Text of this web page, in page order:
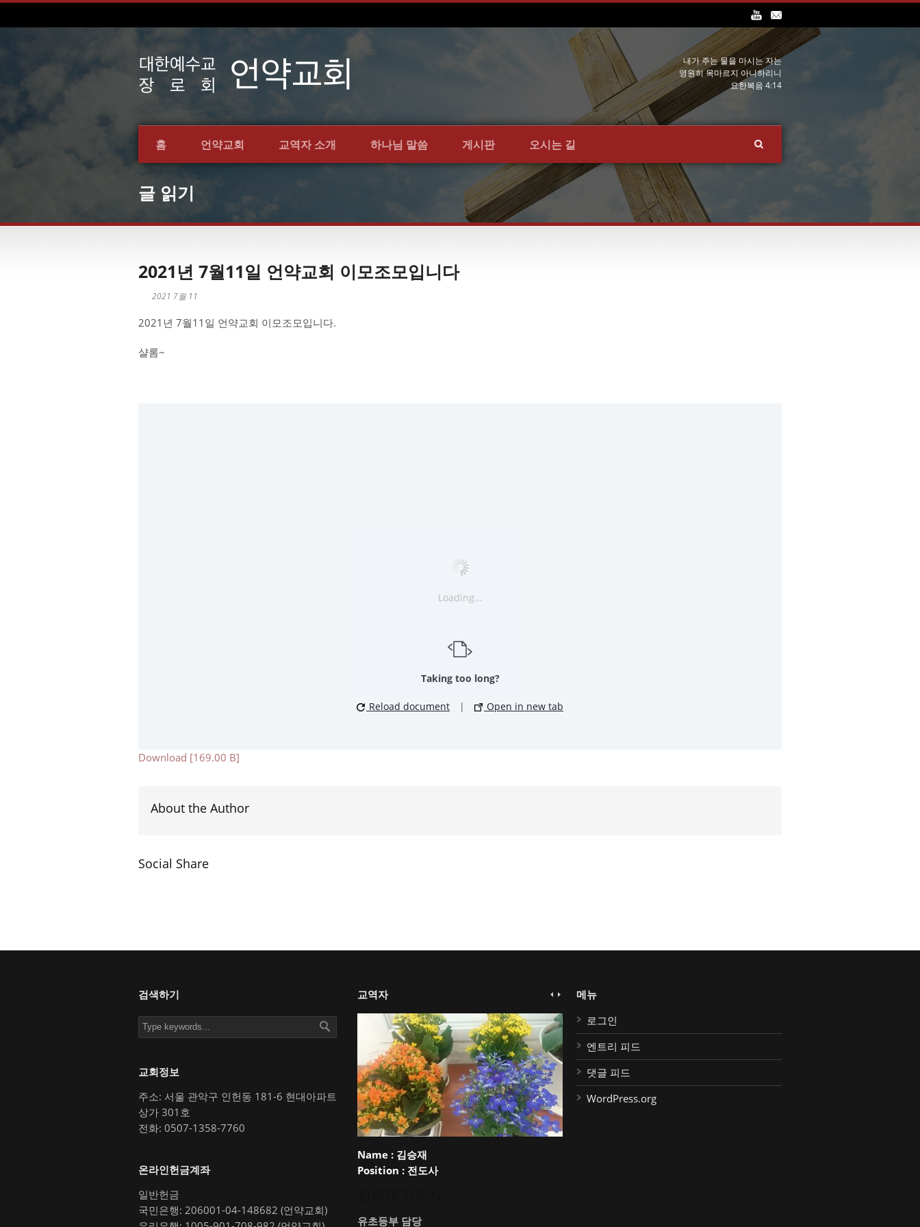
내가 주는 물을 마시는 자는
영원히 목마르지 아니하리니
요한복음 4:14
홈 언약교회 교역자 소개 하나님 말씀 게시판 오시는 길
글 읽기
2021년 7월11일 언약교회 이모조모입니다
2021 7월 11
2021년 7월11일 언약교회 이모조모입니다.
샬롬~
Loading...
Taking too long?
Reload document | Open in new tab
Download [169.00 B]
About the Author
Social Share
검색하기
교회정보
주소: 서울 관악구 인헌동 181-6 현대아파트
상가 301호
전화: 0507-1358-7760
온라인헌금계좌
일반헌금
국민은행: 206001-04-148682 (언약교회)
교역자
Name :김승재
Position :전도사
유초등부 담당
메뉴
로그인
엔트리 피드
댓글 피드
WordPress.org